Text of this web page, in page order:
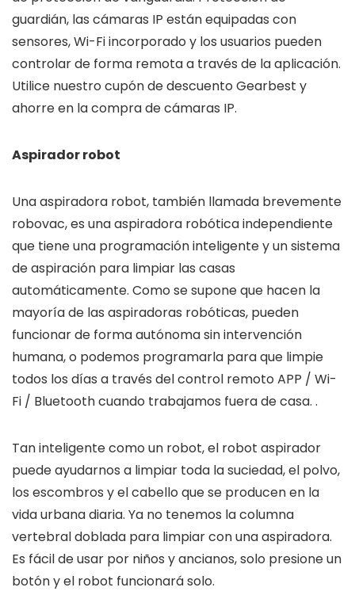
guardián, las cámaras IP están equipadas con
sensores, Wi-Fi incorporado y los usuarios pueden
controlar de forma remota a través de la aplicación.
Utilice nuestro cupón de descuento Gearbest y
ahorre en la compra de cámaras IP.
Aspirador robot
Una aspiradora robot, también llamada brevemente
robovac, es una aspiradora robótica independiente
que tiene una programación inteligente y un sistema
de aspiración para limpiar las casas
automáticamente. Como se supone que hacen la
mayoría de las aspiradoras robóticas, pueden
funcionar de forma autónoma sin intervención
humana, o podemos programarla para que limpie
todos los días a través del control remoto APP / Wi-
Fi / Bluetooth cuando trabajamos fuera de casa. .
Tan inteligente como un robot, el robot aspirador
puede ayudarnos a limpiar toda la suciedad, el polvo,
los escombros y el cabello que se producen en la
vida urbana diaria. Ya no tenemos la columna
vertebral doblada para limpiar con una aspiradora.
Es fácil de usar por niños y ancianos, solo presione un
botón y el robot funcionará solo.